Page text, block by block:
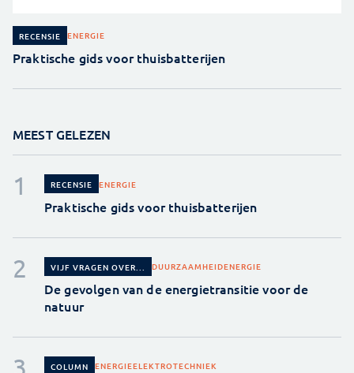
RECENSIE ENERGIE
Praktische gids voor thuisbatterijen
MEEST GELEZEN
RECENSIE ENERGIE
Praktische gids voor thuisbatterijen
VIJF VRAGEN OVER... DUURZAAMHEIDENERGIE
De gevolgen van de energietransitie voor de
natuur
COLUMN ENERGIEELEKTROTECHNIEK